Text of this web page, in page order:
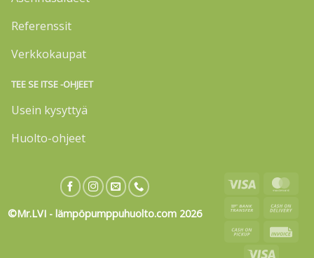
Referenssit
Verkkokaupat
TEE SE ITSE -OHJEET
Usein kysyttyä
Huolto-ohjeet
©Mr.LVI - lämpöpumppuhuolto.com 2026
Visa
Bank
Cash
Visa